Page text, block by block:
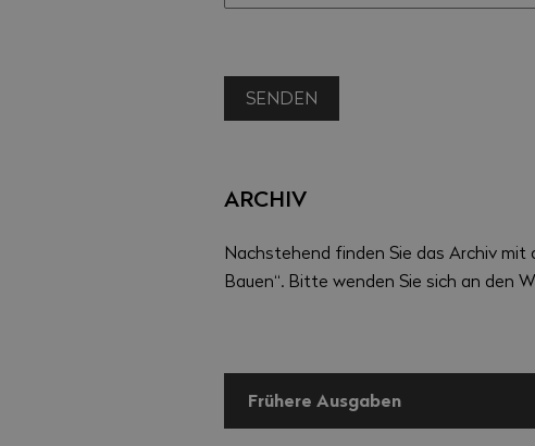
SENDEN
ARCHIV
Nachstehend finden Sie das Archiv mit
Bauen“. Bitte wenden Sie sich an den
Frühere Ausgaben